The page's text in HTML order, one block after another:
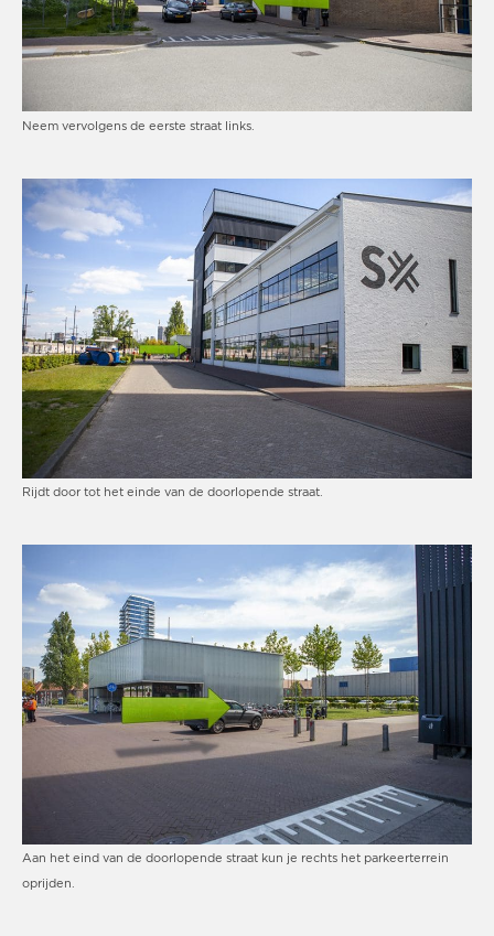
Neem vervolgens de eerste straat links.
Rijdt door tot het einde van de doorlopende straat.
Aan het eind van de doorlopende straat kun je rechts het parkeerterrein
oprijden.